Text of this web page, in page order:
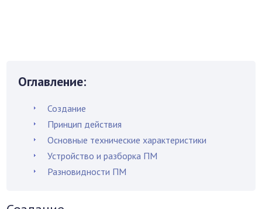
Оглавление:
Создание
Принцип действия
Основные технические характеристики
Устройство и разборка ПМ
Разновидности ПМ